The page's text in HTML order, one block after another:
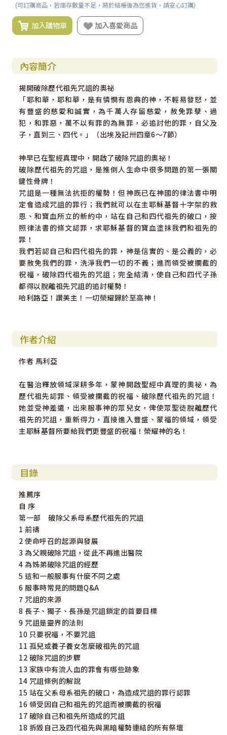
(可訂購商品，若庫存數量不足，將於結帳後為您進貨，請安心訂購)
加入購物車 加入喜愛商品
內容簡介
揭開破除歷代祖先咒詛的奧祕
「耶和華，耶和華，是有憐憫有恩典的神，不輕易發怒，並
有豐盛的慈愛和誠實，為千萬人存留慈愛，赦免罪孽、過
犯，和罪惡，萬不以有罪的為無罪，必追討他的罪，自父及
子，直到三、四代。」（出埃及記卅四章6～7節）
神早已在聖經真理中，開啟了破除咒詛的奧祕！
破除歷代祖先的咒詛，是推倒人生命中很多問題的第一張關
鍵性骨牌！
咒詛是一種無法抗拒的權勢！但神既已在神國的律法書中明
定會造成咒詛的罪行；我們就可以在主耶穌基督十字架的救
恩、和寶血所立的新約中，站在自己和四代祖先的破口，按
照律法書的條文認罪，求耶穌基督的寶血塗抹我們和祖先的
罪！
我們若認自己和四代祖先的罪，神是信實的、是公義的，必
要赦免我們的罪，洗淨我們一切的不義；進而領受被攔截的
祝福，破除四代祖先的咒詛；完全結清，使自己和四代子孫
都得以脫離祖先咒詛的追討權勢！
哈利路亞！讚美主！一切榮耀歸於至高神！
作者介紹
作者 馬利亞
在醫治釋放領域深耕多年，蒙神開啟聖經中真理的奧祕，為
歷代祖先認罪、領受被攔截的祝福、破除歷代祖先的咒詛！
她並受神差遣，出來服事神的眾兒女，俾使眾聖徒脫離歷代
祖先的咒詛，重新得力，直接進入豐盛、蒙福的領域，領受
主耶穌基督所要給我們更豐盛的祝福！榮耀神的名！
目錄
推薦序
自 序
第一部 破除父系母系歷代祖先的咒詛
1 前禱
2 使命呼召的起源與發展
3 為父親破除咒詛，從此不再進出醫院
4 為姊弟破除咒詛的經歷
5 這和一般服事有什麼不同之處
6 服事時常見的問題Q&A
7 咒詛的來源
8 長子、獨子、長孫是咒詛鎖定的首要目標
9 咒詛是靈界的法則
10 只要祝福，不要咒詛
11 孤兒或養子養女怎麼破祖先的咒詛
12 破除咒詛的步驟
13 家族中有流人血的罪會有哪些跡象
14 咒詛條例的解說
15 站在父系母系祖先的破口，為造成咒詛的罪行認罪
16 領受因自己和祖先的咒詛而被攔截的祝福
17 破除自己和祖先所造成的咒詛
18 拆毀自己及四代祖先與黑暗權勢連結的所有祭壇